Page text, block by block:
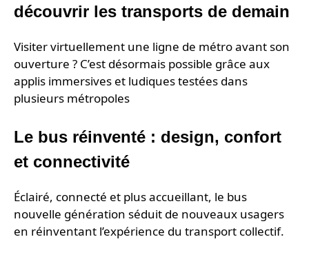
découvrir les transports de demain
Visiter virtuellement une ligne de métro avant son
ouverture ? C’est désormais possible grâce aux
applis immersives et ludiques testées dans
plusieurs métropoles
Le bus réinventé : design, confort
et connectivité
Éclairé, connecté et plus accueillant, le bus
nouvelle génération séduit de nouveaux usagers
en réinventant l’expérience du transport collectif.